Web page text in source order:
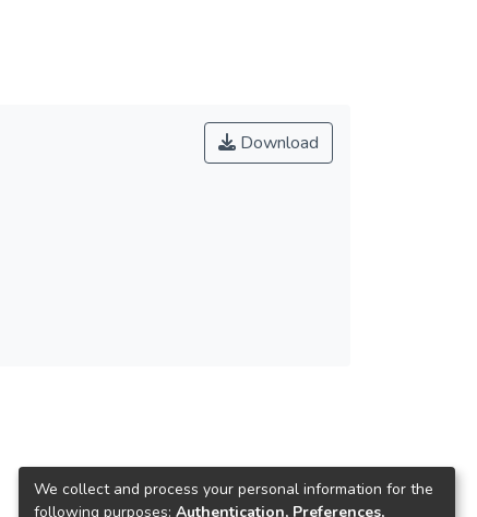
Download
We collect and process your personal information for the
following purposes: Authentication, Preferences,